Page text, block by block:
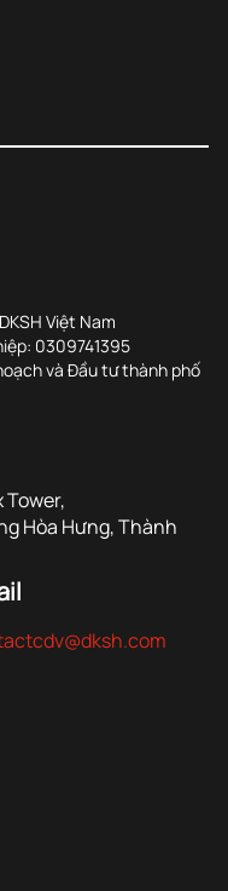
Việt Nam
0309741395
và Đầu tư thành phố
Tower,
Hòa Hưng, Thành